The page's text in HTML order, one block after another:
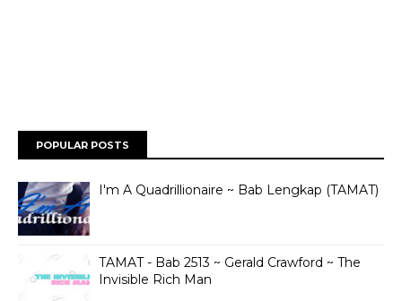
POPULAR POSTS
I'm A Quadrillionaire ~ Bab Lengkap (TAMAT)
TAMAT - Bab 2513 ~ Gerald Crawford ~ The
Invisible Rich Man